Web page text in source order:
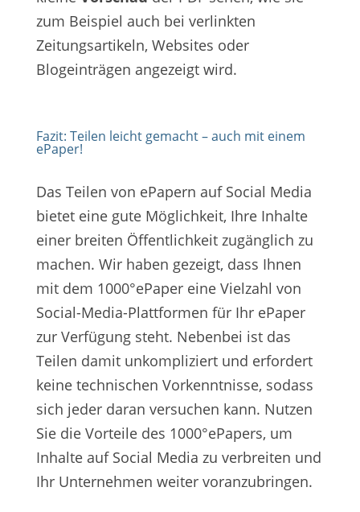
zum Beispiel auch bei verlinkten
Zeitungsartikeln, Websites oder
Blogeinträgen angezeigt wird.
Fazit: Teilen leicht gemacht – auch mit einem
ePaper!
Das Teilen von ePapern auf Social Media
bietet eine gute Möglichkeit, Ihre Inhalte
einer breiten Öffentlichkeit zugänglich zu
machen. Wir haben gezeigt, dass Ihnen
mit dem 1000°ePaper eine Vielzahl von
Social-Media-Plattformen für Ihr ePaper
zur Verfügung steht. Nebenbei ist das
Teilen damit unkompliziert und erfordert
keine technischen Vorkenntnisse, sodass
sich jeder daran versuchen kann. Nutzen
Sie die Vorteile des 1000°ePapers, um
Inhalte auf Social Media zu verbreiten und
Ihr Unternehmen weiter voranzubringen.